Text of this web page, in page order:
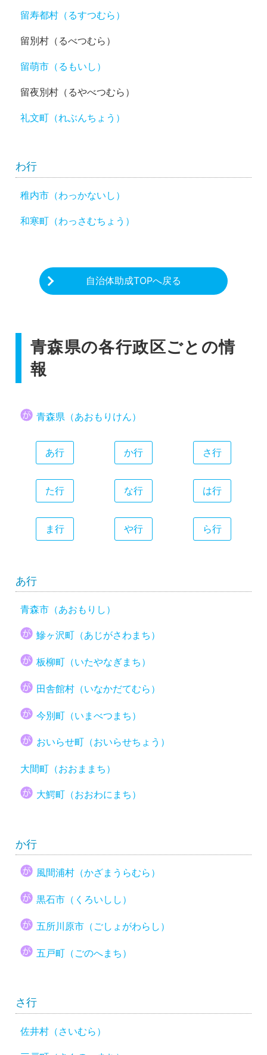
留寿都村（るすつむら）
留別村（るべつむら）
留萌市（るもいし）
留夜別村（るやべつむら）
礼文町（れぶんちょう）
わ行
稚内市（わっかないし）
和寒町（わっさむちょう）
自治体助成TOPへ戻る
青森県の各行政区ごとの情
報
青森県（あおもりけん）
あ行 か行 さ行
た行 な行 は行
ま行 や行 ら行
あ行
青森市（あおもりし）
鰺ヶ沢町（あじがさわまち）
板柳町（いたやなぎまち）
田舎館村（いなかだてむら）
今別町（いまべつまち）
おいらせ町（おいらせちょう）
大間町（おおままち）
大鰐町（おおわにまち）
か行
風間浦村（かざまうらむら）
黒石市（くろいしし）
五所川原市（ごしょがわらし）
五戸町（ごのへまち）
さ行
佐井村（さいむら）